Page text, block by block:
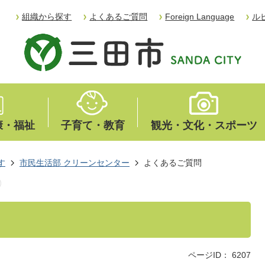
組織から探す よくあるご質問 Foreign Language ル
・福祉 子育て・教育 観光・文化・スポーツ
市民生活部 クリーンセンター よくあるご質問
ページID： 6207